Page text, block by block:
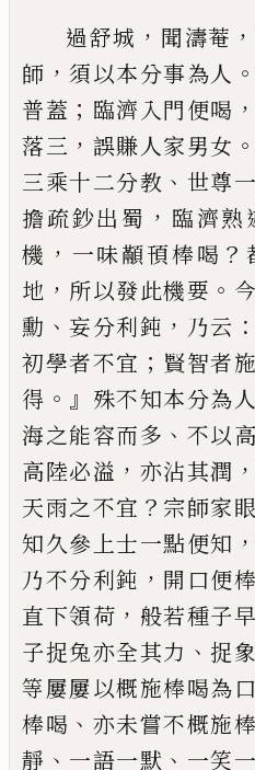
過舒城 ， 聞濤菴 ，
師 ， 須以本分事為人 。
普蓋 ； 臨濟入門便喝
落三 ， 誤賺人家男女
三乘十二分教 、 世尊
擔疏鈔出蜀 ， 臨濟熟
機 ， 一味顢頇棒喝 ？
地 ， 所以發此機要 。
勳 、妄分利鈍 ， 乃云
初學者不宜 ； 賢智者
得 。』 殊不知本分為人
海之能容而多 、 不以
高陸必溢 ， 亦沾其潤 ，
天雨之不宜 ？ 宗師家
知久參上士一點便知 ，
乃不分利鈍 ， 開口便棒
直下領荷 ， 般若種子早
子捉兔亦全其力 、 捉
等屢屢以概施棒喝為
棒喝 、 亦未嘗不概施
靜 、 一語一默 、 一笑